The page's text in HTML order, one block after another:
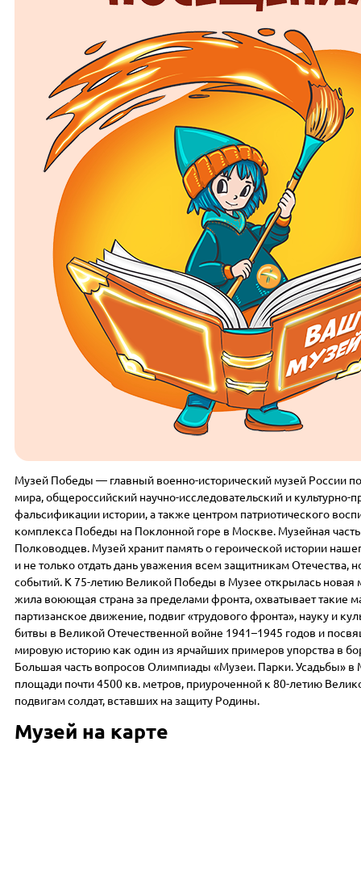
Музей Победы — главный военно-исторический музей России
мира, общероссийский научно-исследовательский и
фальсификации истории, а также центром патриотического
комплекса Победы на Поклонной горе в Москве. Музейная
Полководцев. Музей хранит память о героической истории
и не только отдать дань уважения всем защитникам
событий. К 75-летию Великой Победы в Музее открылась новая
жила воюющая страна за пределами фронта, охватывает такие
партизанское движение, подвиг «трудового фронта», науку и
битвы в Великой Отечественной войне 1941–1945 годов и
мировую историю как один из ярчайших примеров упорства в
Большая часть вопросов Олимпиады «Музеи. Парки. Усадьбы»
площади почти 4500 кв. метров, приуроченной к 80-летию
подвигам солдат, вставших на защиту Родины.
Музей на карте